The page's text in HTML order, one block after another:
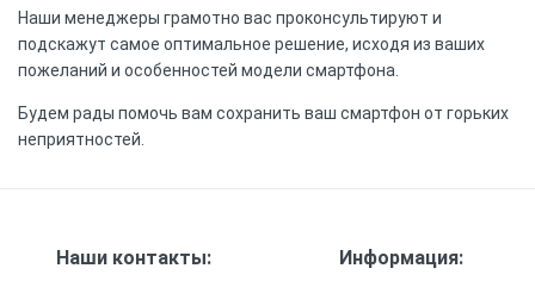
Наши менеджеры грамотно вас проконсультируют и
подскажут самое оптимальное решение, исходя из ваших
пожеланий и особенностей модели смартфона.
Будем рады помочь вам сохранить ваш смартфон от горьких
неприятностей.
Наши контакты: Информация: